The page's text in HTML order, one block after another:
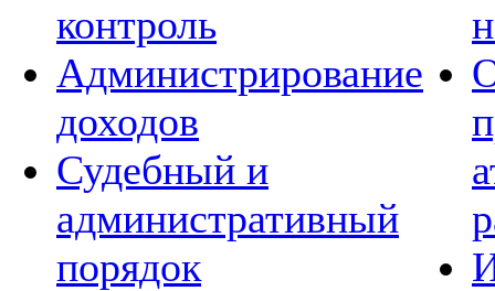
контроль
Администрирование
доходов
Судебный и
административный
порядок